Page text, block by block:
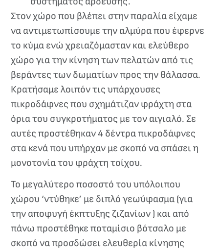
Στον χώρο που βλέπει στην παραλία είχαμε
να αντιμετωπίσουμε την αλμύρα που έφερνε
το κύμα ενώ χρειαζόμασταν και ελεύθερο
χώρο για την κίνηση των πελατών από τις
βεράντες των δωματίων προς την θάλασσα.
Κρατήσαμε λοιπόν τις υπάρχουσες
πικροδάφνες που σχημάτιζαν φράχτη στα
όρια του συγκροτήματος με τον αιγιαλό. Σε
αυτές προστέθηκαν 4 δέντρα πικροδάφνες
στα κενά που υπήρχαν με σκοπό να σπάσει η
μονοτονία του φράχτη τοίχου.
Το μεγαλύτερο ποσοστό του υπόλοιπου
χώρου ‘ντύθηκε’ με διπλό γεωύφασμα (για
την αποφυγή έκπτυξης ζιζανίων ) και από
πάνω προστέθηκε ποταμίσιο βότσαλο με
σκοπό να προσδώσει ελευθερία κίνησης